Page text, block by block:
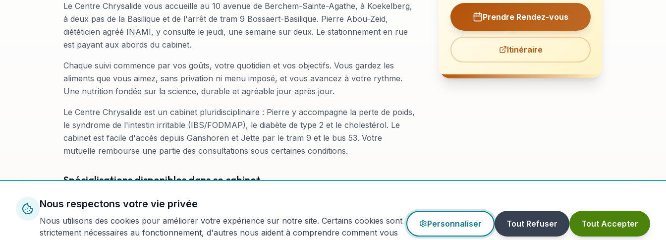
Le Centre Chrysalide vous accueille au 10 avenue de Berchem-Sainte-Agathe, à Koekelberg,
à deux pas de la Basilique et de l'arrêt de tram 9 Bossaert-Basilique. Pierre Abou-Zeid,
diététicien agréé INAMI, y consulte le jeudi, une semaine sur deux. Le stationnement en rue
est payant aux abords du cabinet.
Chaque suivi commence par vos goûts, votre quotidien et vos objectifs. Vous gardez les
aliments que vous aimez, sans privation ni menu imposé, et vous avancez à votre rythme.
Une nutrition fondée sur la science, durable et agréable jour après jour.
Le Centre Chrysalide est un cabinet pluridisciplinaire : Pierre y accompagne la perte de poids,
le syndrome de l'intestin irritable (IBS/FODMAP), le diabète de type 2 et le cholestérol. Le
cabinet est facile d'accès depuis Ganshoren et Jette par le tram 9 et le bus 53. Votre
mutuelle rembourse une partie des consultations sous certaines conditions.
Spécialisations disponibles dans ce cabinet
Perte de poids durable sans frustration
Diabète de type 2 et gestion de la glycémie
Cholestérol et santé cardiovasculaire
Prendre Rendez-vous
Itinéraire
Nous respectons votre vie privée
Nous utilisons des cookies pour améliorer votre expérience sur notre site. Certains cookies sont
strictement nécessaires au fonctionnement, d'autres nous aident à comprendre comment vous
Personnaliser Tout Refuser Tout Accepter